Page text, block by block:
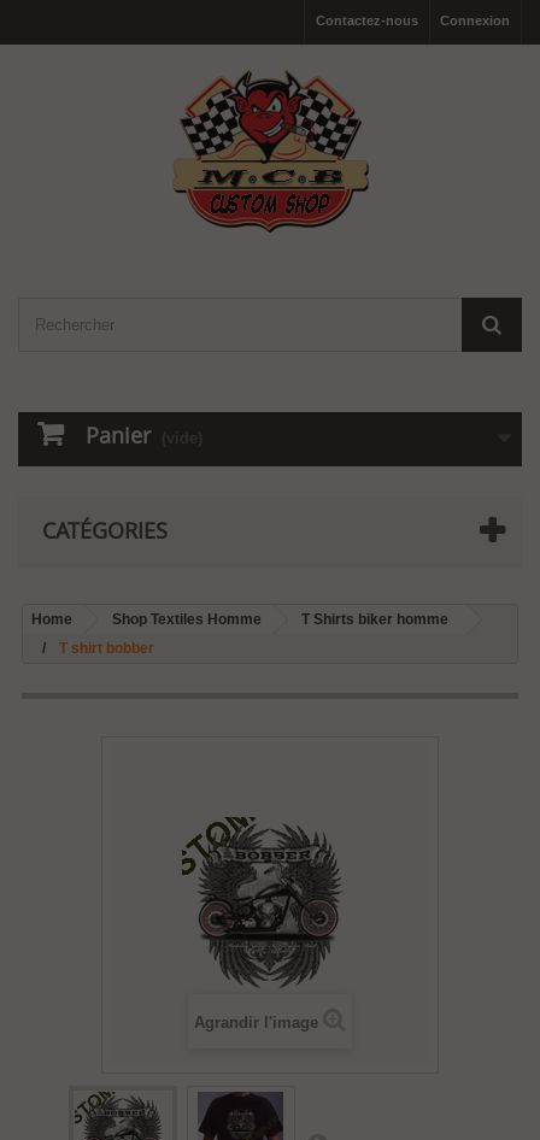
Connexion
Contactez-nous
Panier (vide)
CATÉGORIES
Home Shop Textiles Homme
T Shirts biker homme
T shirt bobber
Agrandir l'image